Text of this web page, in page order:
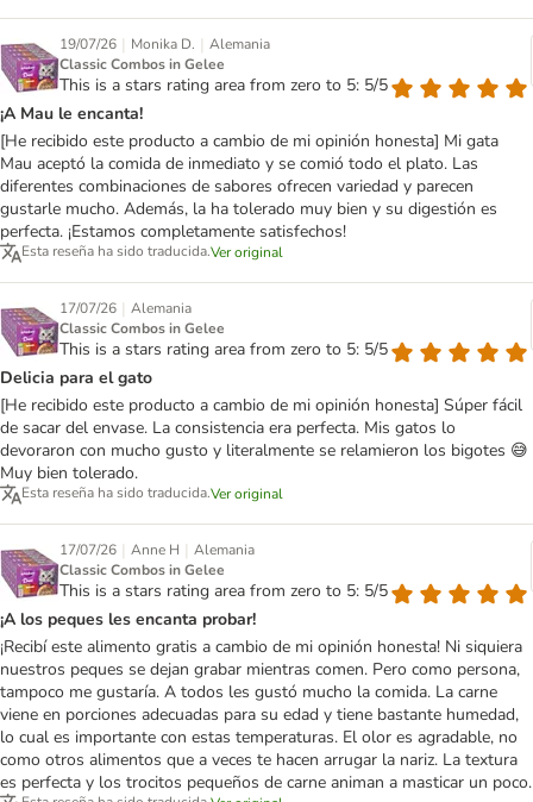
19/07/26 | Monika D. | Alemania
Classic Combos in Gelee
This is a stars rating area from zero to 5: 5/5
¡A Mau le encanta!
[He recibido este producto a cambio de mi opinión honesta] Mi gata
Mau aceptó la comida de inmediato y se comió todo el plato. Las
diferentes combinaciones de sabores ofrecen variedad y parecen
gustarle mucho. Además, la ha tolerado muy bien y su digestión es
perfecta. ¡Estamos completamente satisfechos!
Esta reseña ha sido traducida.Ver original
17/07/26 | Alemania
Classic Combos in Gelee
This is a stars rating area from zero to 5: 5/5
Delicia para el gato
[He recibido este producto a cambio de mi opinión honesta] Súper fácil
de sacar del envase. La consistencia era perfecta. Mis gatos lo
devoraron con mucho gusto y literalmente se relamieron los bigotes 😅
Muy bien tolerado.
Esta reseña ha sido traducida.Ver original
17/07/26 | Anne H | Alemania
Classic Combos in Gelee
This is a stars rating area from zero to 5: 5/5
¡A los peques les encanta probar!
¡Recibí este alimento gratis a cambio de mi opinión honesta! Ni siquiera
nuestros peques se dejan grabar mientras comen. Pero como persona,
tampoco me gustaría. A todos les gustó mucho la comida. La carne
viene en porciones adecuadas para su edad y tiene bastante humedad,
lo cual es importante con estas temperaturas. El olor es agradable, no
como otros alimentos que a veces te hacen arrugar la nariz. La textura
es perfecta y los trocitos pequeños de carne animan a masticar un poco.